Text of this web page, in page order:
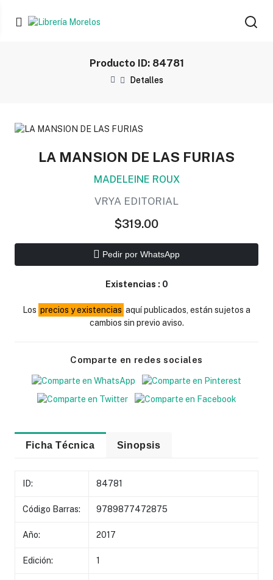
Producto ID: 84781
Detalles
LA MANSION DE LAS FURIAS
MADELEINE ROUX
VRYA EDITORIAL
$319.00
Pedir por WhatsApp
Existencias : 0
Los precios y existencias aquí publicados, están sujetos a
cambios sin previo aviso.
Comparte en redes sociales
Ficha Técnica Sinopsis
ID: 84781
Código Barras: 9789877472875
Año: 2017
Edición: 1